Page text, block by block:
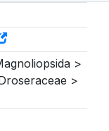
>
>